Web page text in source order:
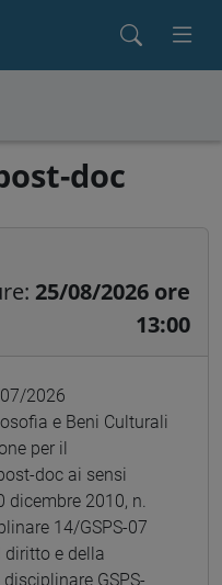
doc
25/08/2026 ore
13:00
2026
e Beni Culturali
per il
doc ai sensi
dicembre 2010, n.
14/GSPS-07
diritto e della
GSPS-